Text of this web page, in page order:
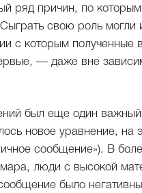
ряд причин, по
Сыграть свою роль
с которым
— даже вне
был еще один
новое уравнение, на
сообщение»). В
люди с высокой
было